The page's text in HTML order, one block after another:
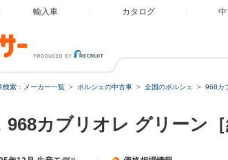
輸入車 カタログ
検索：メーカー一覧 ポルシェの中古車 全国のポルシェ 968カ
968カブリオレ グリーン